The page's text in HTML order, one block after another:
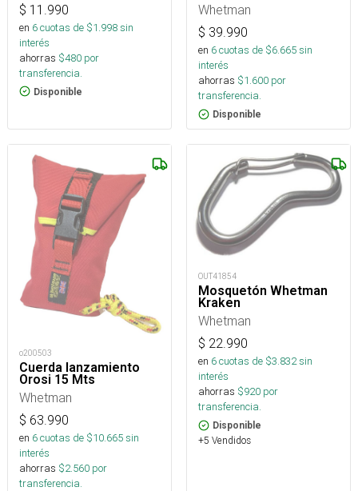
$ 11.990
en 6cuotas de $1.998sin
interés
ahorras $480 por
transferencia.
Disponible
Whetman
$ 39.990
en 6cuotas de $6.665sin
interés
ahorras $1.600 por
transferencia.
Disponible
o200503
Cuerda lanzamiento
Orosi 15 Mts
Whetman
$ 63.990
en 6cuotas de $10.665sin
interés
ahorras $2.560 por
transferencia.
OUT41854
Mosquetón Whetman
Kraken
Whetman
$ 22.990
en 6cuotas de $3.832sin
interés
ahorras $920 por
transferencia.
Disponible
+5 Vendidos